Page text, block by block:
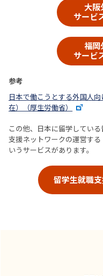
大阪
サービ
福岡
サービ
参考
日本で働こうとする外国人
在）（厚生労働省）
この他、日本に留学してい
支援ネットワークの運営す
いうサービスがあります。
留学生就職